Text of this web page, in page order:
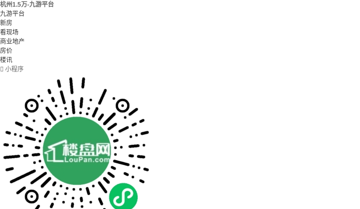
杭州1.5万-九游平台
九游平台
新房
看现场
商业地产
房价
楼讯
 小程序